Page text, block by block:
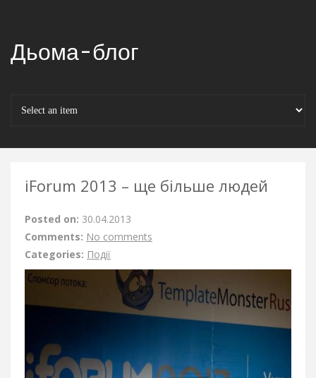
Дьома-блог
iForum 2013 – ще більше людей
Posted on: 30.04.2013
Comments: No comments
Categories: Події